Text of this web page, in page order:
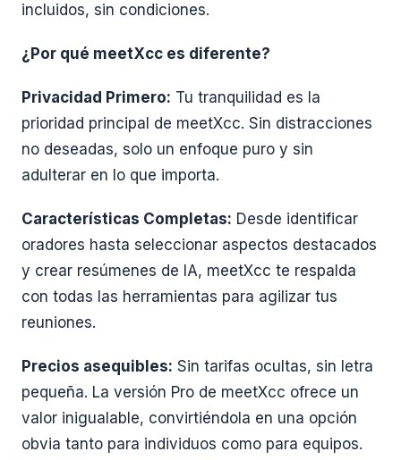
incluidos, sin condiciones.
¿Por qué meetXcc es diferente?
Privacidad Primero: Tu tranquilidad es la
prioridad principal de meetXcc. Sin distracciones
no deseadas, solo un enfoque puro y sin
adulterar en lo que importa.
Características Completas: Desde identificar
oradores hasta seleccionar aspectos destacados
y crear resúmenes de IA, meetXcc te respalda
con todas las herramientas para agilizar tus
reuniones.
Precios asequibles: Sin tarifas ocultas, sin letra
pequeña. La versión Pro de meetXcc ofrece un
valor inigualable, convirtiéndola en una opción
obvia tanto para individuos como para equipos.